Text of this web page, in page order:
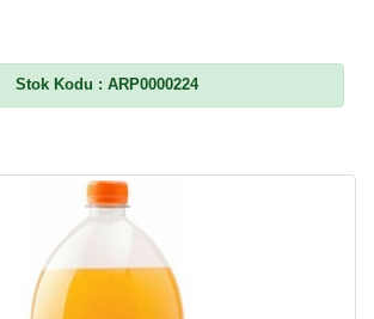
Stok Kodu : ARP0000224